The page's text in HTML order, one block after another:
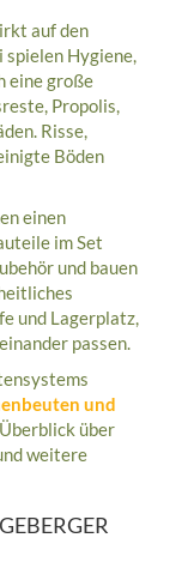
auf den
Hygiene,
eine große
Propolis,
Risse,
Böden
einen
im Set
und bauen
und Lagerplatz,
passen.
und
über
weitere